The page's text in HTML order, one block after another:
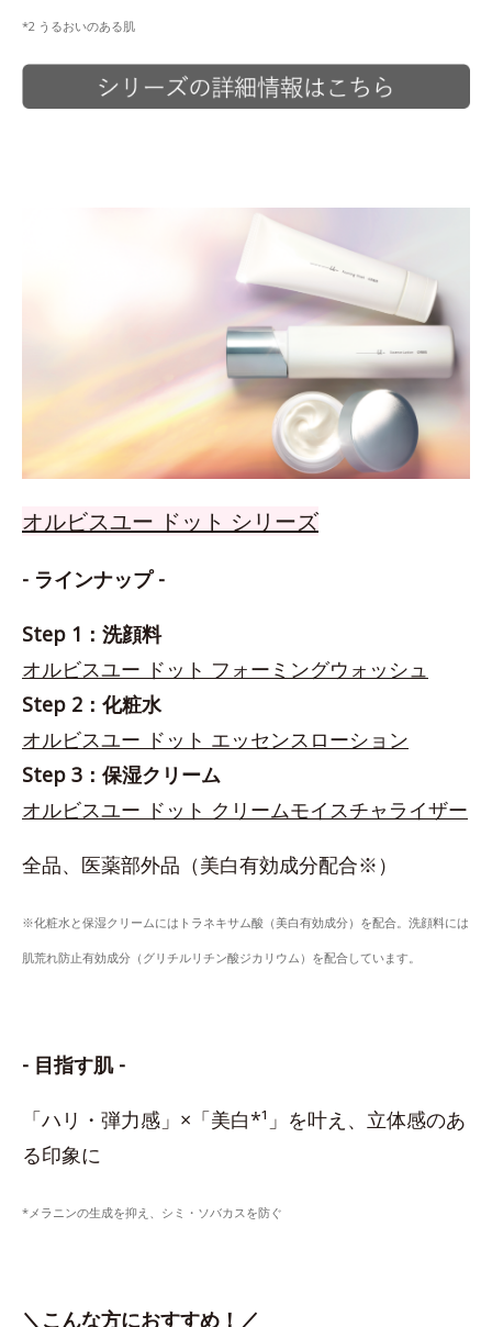
*2 うるおいのある肌
オルビスユー ドット シリーズ
- ラインナップ -
Step 1：洗顔料
オルビスユー ドット フォーミングウォッシュ
Step 2：化粧水
オルビスユー ドット エッセンスローション
Step 3：保湿クリーム
オルビスユー ドット クリームモイスチャライザー
全品、医薬部外品（美白有効成分配合※）
※化粧水と保湿クリームにはトラネキサム酸（美白有効成分）を配合。洗顔料には
肌荒れ防止有効成分（グリチルリチン酸ジカリウム）を配合しています。
- 目指す肌 -
「ハリ・弾力感」×「美白*¹」を叶え、立体感のあ
る印象に
*メラニンの生成を抑え、シミ・ソバカスを防ぐ
＼こんな方におすすめ！／